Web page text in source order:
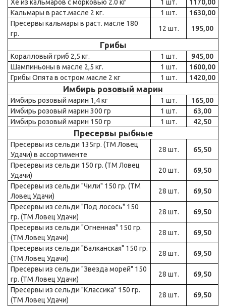
Хе из кальмаров с морковью 2.0 кг
1 шт.
1170,00
Кальмары в раст.масле 2 кг.
1 шт.
1630,00
Пресервы кальмары в раст. масле 180
гр.
12 шт. 195,00
Грибы
Коралловый гриб 2,5 кг. 1 шт.
945,00
Шампиньоны в масле 2,5 кг.
1 шт.
1600,00
Грибы Опята в остром масле 2 кг
1 шт. 1420,00
Имбирь розовый марин
Имбирь розовый марин 1,4 кг 1 шт.
165,00
Имбирь розовый марин 300 гр
1 шт.
63,00
Имбирь розовый марин 150 гр
1 шт. 42,50
Пресервы рыбные
Пресервы из сельди 135гр. (ТМ Ловец
Удачи) в ассортименте
28 шт.
65,50
Пресервы из сельди 150 гр. (ТМ Ловец
Удачи)
20 шт.
69,50
Пресервы из сельди "Чили" 150 гр. (ТМ
Ловец Удачи)
28 шт.
69,50
Пресервы из сельди "Под лосось" 150
гр. (ТМ Ловец Удачи)
28 шт.
69,50
Пресервы из сельди "Огненная" 150 гр.
(ТМ Ловец Удачи)
28 шт.
69,50
Пресервы из сельди "Балканская" 150 гр.
(ТМ Ловец Удачи)
28 шт.
69,50
Пресервы из сельди "Звезда морей" 150
гр. (ТМ Ловец Удачи)
28 шт.
69,50
Пресервы из сельди "Классика" 150 гр.
(ТМ Ловец Удачи)
28 шт.
69,50